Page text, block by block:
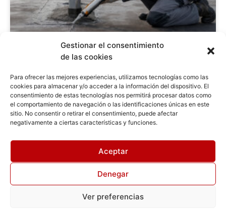
Gestionar el consentimiento
de las cookies
Para ofrecer las mejores experiencias, utilizamos tecnologías como las
cookies para almacenar y/o acceder a la información del dispositivo. El
consentimiento de estas tecnologías nos permitirá procesar datos como
el comportamiento de navegación o las identificaciones únicas en este
sitio. No consentir o retirar el consentimiento, puede afectar
negativamente a ciertas características y funciones.
Aceptar
Denegar
Ver preferencias
Sellar filtraciones en cubiertas: guía paso a
Leer más
Desarrollado por
Impacto
SEOMarketing
● Política de Privacidad